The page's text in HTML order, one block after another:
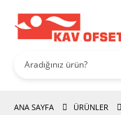
ANA SAYFA
ÜRÜNLER